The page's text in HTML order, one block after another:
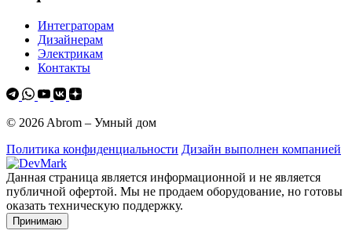
Интеграторам
Дизайнерам
Электрикам
Контакты
© 2026 Abrom – Умный дом
Политика конфиденциальности Дизайн выполнен компанией
Данная страница является информационной и не является
публичной офертой. Мы не продаем оборудование, но готовы
оказать техническую поддержку.
Принимаю